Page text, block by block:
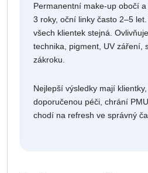
Permanentní make-up obočí
3 roky, oční linky často 2–5
všech klientek stejná.
technika, pigment, UV záření,
zákroku.
Nejlepší výsledky mají
doporučenou péči, chrání
chodí na refresh ve správný